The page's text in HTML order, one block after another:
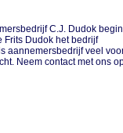
C.J. Dudok
Frits Dudok het bedrijf
aannemersbedrijf veel
Neem contact met ons